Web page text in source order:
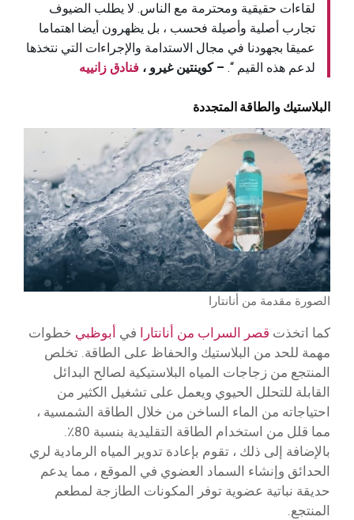
لقاءات حقيقية ومحترمة مع الناس. لا يطلب الضيوف
تجارب أصلية وأصيلة فحسب ، بل يظهرون أيضا اهتماما
عميقا بجهودنا في مجال الاستدامة والإجراءات التي نتخذها
لدعم هذه القيم “. – كوينتين غيرو ، فنادق زانييه
البلاستيك والطاقة المتجددة
الصورة مقدمة من أنانتارا
كما اتخذت قصر السراب من أنانتارا في أبوظبي خطوات
مهمة للحد من البلاستيك والحفاظ على الطاقة. تخلص
المنتجع من زجاجات المياه البلاستيكية لصالح البدائل
القابلة للتحلل الحيوي ويعمل على تشغيل الكثير من
احتياجاته من الماء الساخن من خلال الطاقة الشمسية ،
مما قلل من استخدام الطاقة التقليدية بنسبة 80٪.
بالإضافة إلى ذلك ، تقوم بإعادة تدوير المياه الرمادية لري
الحدائق وإنشاء السماد العضوي في الموقع ، مما يدعم
حديقة نباتية عضوية توفر المكونات الطازجة لمطعم
المنتجع.